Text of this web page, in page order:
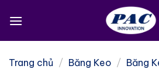
Trang chủ / Băng Keo / Băng